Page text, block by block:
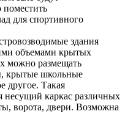
для спортивного
здания
объемами крытых
можно размещать
крытые школьные
другое. Такая
несущий каркас различных
ворота, двери. Возможна